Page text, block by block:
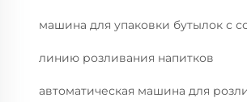
машина для упаковки бутылок с
линию розливания напитков
автоматическая машина для